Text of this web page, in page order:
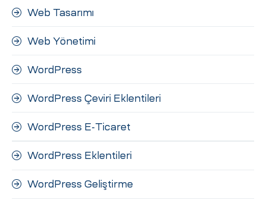
Web Tasarımı
Web Yönetimi
WordPress
WordPress Çeviri Eklentileri
WordPress E-Ticaret
WordPress Eklentileri
WordPress Geliştirme